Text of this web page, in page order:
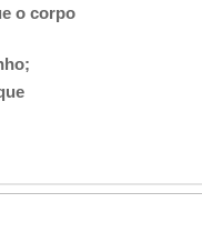
o corpo